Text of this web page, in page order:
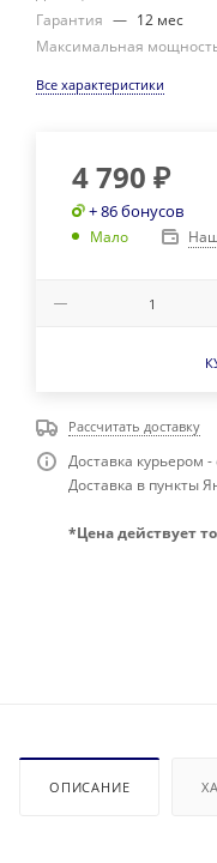
Гарантия — 12 мес
Максимальная
Все характеристики
4 790 ₽
+ 86 бонусов
Мало
Рассчитать доставку
Доставка курьером -
Доставка в пункты
*Цена действует
ОПИСАНИЕ